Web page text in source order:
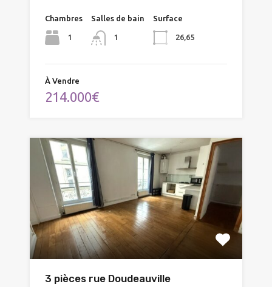
Chambres
1
Salles de bain
1
Surface
26,65
À Vendre
214.000€
3 pièces rue Doudeauville